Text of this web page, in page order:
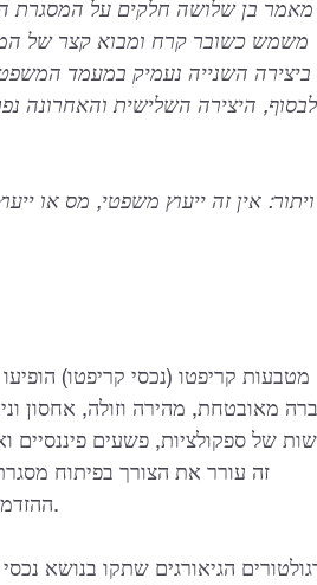
מאמר בן שלושה חלקים על המסגרת
משמש כשובר קרח ומבוא קצר של
ביצירה השנייה נעמיק במעמד
היצירה השלישית והאחרונה
אין זה ייעוץ משפטי, מס או
מטבעות קריפטו (נכסי קריפטו)
מאובטחת, מהירה וזולה, אחסון
של ספקולציות, פשעים
זה עורר את הצורך בפיתוח
ההזדמנויות שהיא מציעה כמו גם האיומים שהיא עלולה להוות.